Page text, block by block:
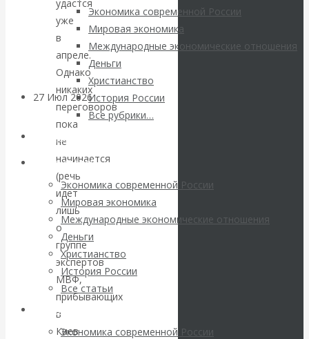
Экономика современной России
Мировая экономика
Международные экономические отношения
Деньги
Христианство
История России
Все рубрики…
Авторы РЭОШ
Архив статей
Экономика современной России
Мировая экономика
Международные экономические отношения
Деньги
Христианство
История России
Все статьи
Архив Видео
Экономика современной России
ростовщики»:
вчера и сегодня
27 Июл 2026Мировая
валютная система
Валентин
КАтасонов.
«МЕТОД
ОТМЫВАНИЯ
ДЕНЕГ»: КИТАЙ
ВЕДЁТ БОРЬБУ
удастся
уже
в
апреле.
Однако
никаких
переговоров
пока
не
начинается
(речь
идет
лишь
о
группе
экспертов
МВФ,
прибывающих
в
Киев